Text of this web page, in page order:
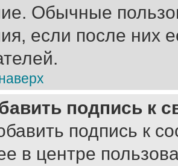
Обычные
если после них
подпись к
подпись к
в центре